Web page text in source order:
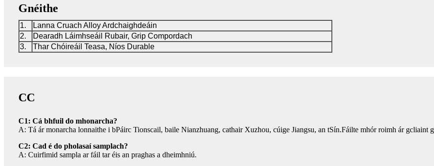
Gnéithe
1.
Lanna Cruach Alloy Ardchaighdeáin
2.
Dearadh Láimhseáil Rubair, Grip Compordach
3.
Thar Chóireáil Teasa, Níos Durable
CC
C1: Cá bhfuil do mhonarcha?
A: Tá ár monarcha lonnaithe i bPáirc Tionscail, baile Nianzhuang, cathair Xuzhou, cúige Jiangsu, an tSín.Fáilte mhór roimh ár gcliaint
C2: Cad é do pholasaí samplach?
A: Cuirfimid sampla ar fáil tar éis an praghas a dheimhniú.